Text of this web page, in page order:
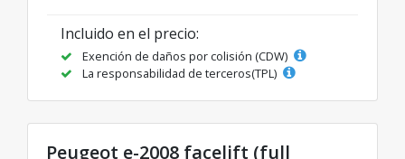
Incluido en el precio:
Exención de daños por colisión (CDW)
La responsabilidad de terceros(TPL)
Peugeot e-2008 facelift (full